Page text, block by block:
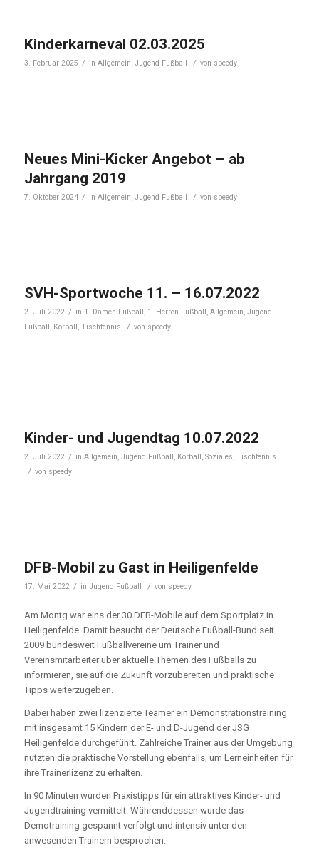
Kinderkarneval 02.03.2025
3. Februar 2025 / in Allgemein, Jugend Fußball / von speedy
Neues Mini-Kicker Angebot – ab
Jahrgang 2019
7. Oktober 2024 / in Allgemein, Jugend Fußball / von speedy
SVH-Sportwoche 11. – 16.07.2022
2. Juli 2022 / in 1. Damen Fußball, 1. Herren Fußball, Allgemein, Jugend
Fußball, Korball, Tischtennis / von speedy
Kinder- und Jugendtag 10.07.2022
2. Juli 2022 / in Allgemein, Jugend Fußball, Korball, Soziales, Tischtennis
/ von speedy
DFB-Mobil zu Gast in Heiligenfelde
17. Mai 2022 / in Jugend Fußball / von speedy
Am Montg war eins der 30 DFB-Mobile auf dem Sportplatz in
Heiligenfelde. Damit besucht der Deutsche Fußball-Bund seit
2009 bundesweit Fußballvereine um Trainer und
Vereinsmitarbeiter über aktuelle Themen des Fußballs zu
informieren, sie auf die Zukunft vorzubereiten und praktische
Tipps weiterzugeben.
Dabei haben zwei lizenzierte Teamer ein Demonstrationstraining
mit insgesamt 15 Kindern der E- und D-Jugend der JSG
Heiligenfelde durchgeführt. Zahlreiche Trainer aus der Umgebung
nutzten die praktische Vorstellung ebenfalls, um Lerneinheiten für
ihre Trainerlizenz zu erhalten.
In 90 Minuten wurden Praxistipps für ein attraktives Kinder- und
Jugendtraining vermittelt. Währenddessen wurde das
Demotraining gespannt verfolgt und intensiv unter den
anwesenden Trainern besprochen.